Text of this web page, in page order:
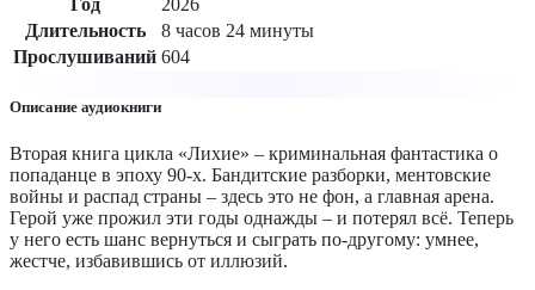
Длительность
8 часов 24 минуты
Прослушиваний 604
Описание аудиокниги
Вторая книга цикла «Лихие» – криминальная фантастика о
попаданце в эпоху 90-х. Бандитские разборки, ментовские
войны и распад страны – здесь это не фон, а главная арена.
Герой уже прожил эти годы однажды – и потерял всё. Теперь
у него есть шанс вернуться и сыграть по-другому: умнее,
жестче, избавившись от иллюзий.